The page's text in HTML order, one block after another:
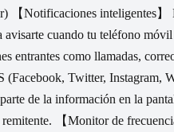
【Notificaciones inteligentes】
avisarte cuando tu teléfono móvil
entrantes como llamadas,
(Facebook, Twitter, Instagram,
de la información en la
【Monitor de